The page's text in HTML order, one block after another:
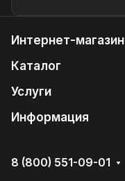
Интернет-магазин
Каталог
Услуги
Информация
8 (800) 551-09-01